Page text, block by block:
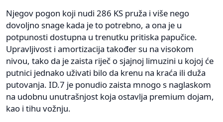
Njegov pogon koji nudi 286 KS pruža i više nego
dovoljno snage kada je to potrebno, a ona je u
potpunosti dostupna u trenutku pritiska papučice.
Upravljivost i amortizacija također su na visokom
nivou, tako da je zaista riječ o sjajnoj limuzini u kojoj će
putnici jednako uživati bilo da krenu na kraća ili duža
putovanja. ID.7 je ponudio zaista mnogo s naglaskom
na udobnu unutrašnjost koja ostavlja premium dojam,
kao i tihu vožnju.